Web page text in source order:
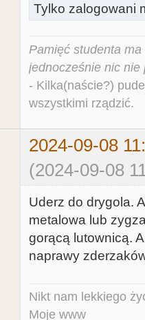
Tylko zalogowani
Pamięć studenta
jednocześnie nic nie
- Kilka(naście?)
wszystkimi rządzić.
2024-09-08
(2024-09-08
Uderz do drygola.
metalowa lub
gorącą lutownicą.
naprawy
Nikt nam lekkiego
Moje www